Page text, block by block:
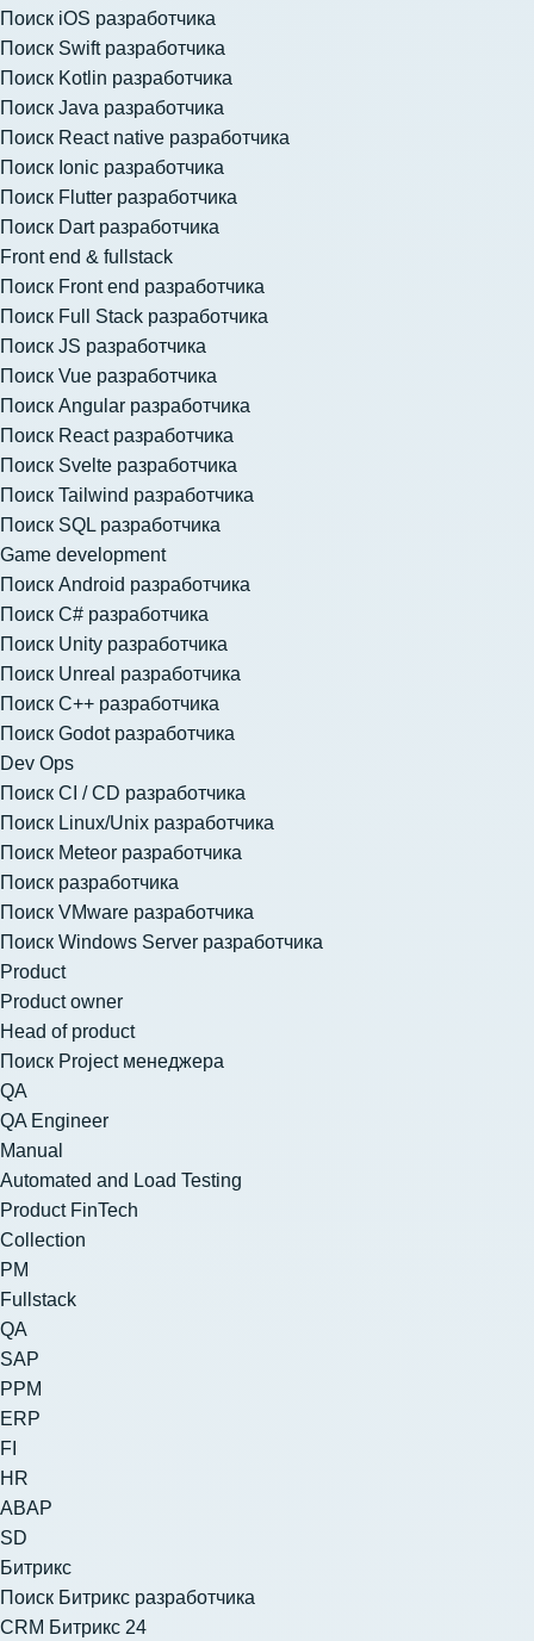
Поиск iOS разработчика
Поиск Swift разработчика
Поиск Kotlin разработчика
Поиск Java разработчика
Поиск React native разработчика
Поиск Ionic разработчика
Поиск Flutter разработчика
Поиск Dart разработчика
Front end & fullstack
Поиск Front end разработчика
Поиск Full Stack разработчика
Поиск JS разработчика
Поиск Vue разработчика
Поиск Angular разработчика
Поиск React разработчика
Поиск Svelte разработчика
Поиск Tailwind разработчика
Поиск SQL разработчика
Game development
Поиск Android разработчика
Поиск C# разработчика
Поиск Unity разработчика
Поиск Unreal разработчика
Поиск C++ разработчика
Поиск Godot разработчика
Dev Ops
Поиск CI / CD разработчика
Поиск Linux/Unix разработчика
Поиск Meteor разработчика
Поиск разработчика
Поиск VMware разработчика
Поиск Windows Server разработчика
Product
Product owner
Head of product
Поиск Project менеджера
QA
QA Engineer
Manual
Automated and Load Testing
Product FinTech
Collection
PM
Fullstack
QA
SAP
PPM
ERP
FI
HR
ABAP
SD
Битрикс
Поиск Битрикс разработчика
CRM Битрикс 24